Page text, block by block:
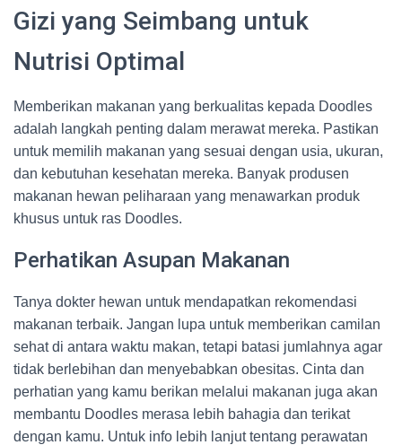
Gizi yang Seimbang untuk
Nutrisi Optimal
Memberikan makanan yang berkualitas kepada Doodles
adalah langkah penting dalam merawat mereka. Pastikan
untuk memilih makanan yang sesuai dengan usia, ukuran,
dan kebutuhan kesehatan mereka. Banyak produsen
makanan hewan peliharaan yang menawarkan produk
khusus untuk ras Doodles.
Perhatikan Asupan Makanan
Tanya dokter hewan untuk mendapatkan rekomendasi
makanan terbaik. Jangan lupa untuk memberikan camilan
sehat di antara waktu makan, tetapi batasi jumlahnya agar
tidak berlebihan dan menyebabkan obesitas. Cinta dan
perhatian yang kamu berikan melalui makanan juga akan
membantu Doodles merasa lebih bahagia dan terikat
dengan kamu. Untuk info lebih lanjut tentang perawatan